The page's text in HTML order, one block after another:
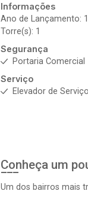
Informações
Ano de Lançamento:
Torre(s): 1
Segurança
Portaria Comercial
Serviço
Elevador de Serviço
Conheça um
Um dos bairros mais